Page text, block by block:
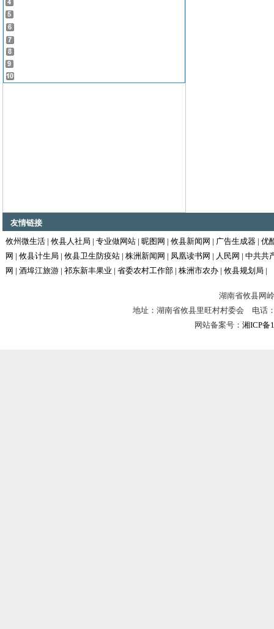
友情链接
攸州微生活 | 攸县人社局 | 专业做网站 | 昵图网 | 攸县新闻网 | 广告生成器 | 优
网 | 攸县计生局 | 攸县卫生防疫站 | 株洲新闻网 | 凤凰读书网 | 人民网 | 中共共
网 | 酒埠江旅游 | 祁东新丰果业 | 省委农村工作部 | 株洲市农办 | 攸县规划局 |
湖南省攸县网
地址：湖南省攸县里旺村村委会 电
网站备案号： 湘ICP备